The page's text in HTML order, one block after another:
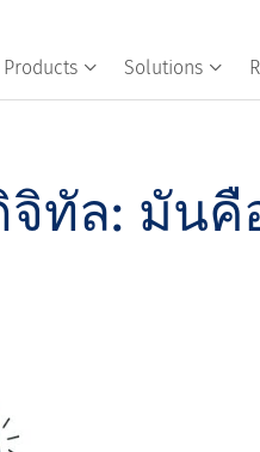
Products Solutions
ทัล: มันคื